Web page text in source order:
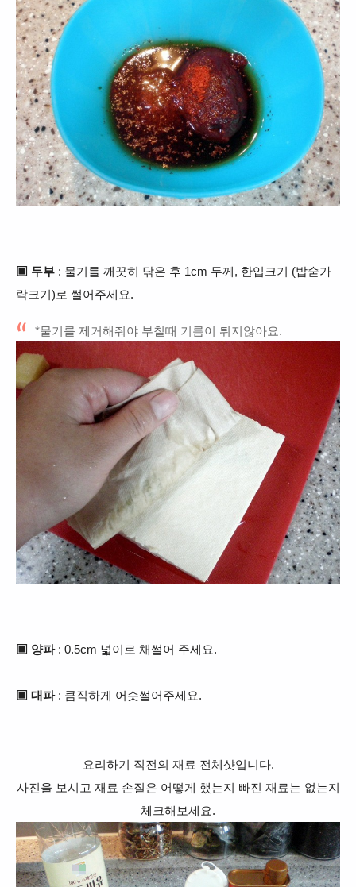
▣ 두부 : 물기를 깨끗히 닦은 후 1cm 두께, 한입크기 (밥숟가
락크기)로 썰어주세요.
*물기를 제거해줘야 부칠때 기름이 튀지않아요.
▣ 양파 : 0.5cm 넓이로 채썰어 주세요.
▣ 대파 : 큼직하게 어슷썰어주세요.
요리하기 직전의 재료 전체샷입니다.
사진을 보시고 재료 손질은 어떻게 했는지 빠진 재료는 없는지
체크해보세요.